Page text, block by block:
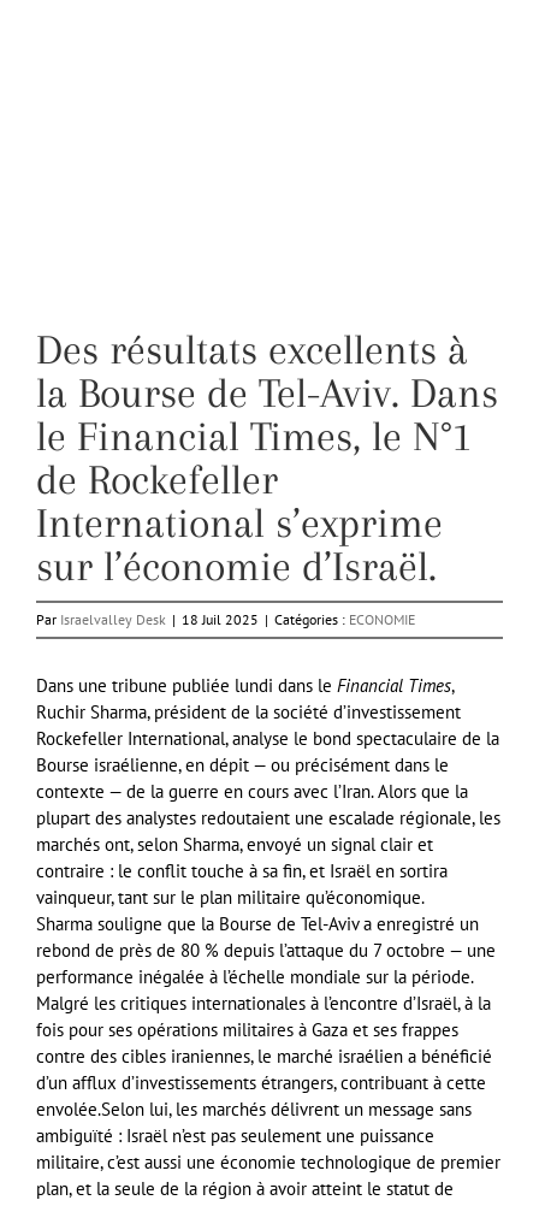
Des résultats excellents à
la Bourse de Tel-Aviv. Dans
le Financial Times, le N°1
de Rockefeller
International s’exprime
sur l’économie d’Israël.
Par Israelvalley Desk | 18 Juil 2025 | Catégories : ECONOMIE
Dans une tribune publiée lundi dans le Financial Times,
Ruchir Sharma, président de la société d’investissement
Rockefeller International, analyse le bond spectaculaire de la
Bourse israélienne, en dépit — ou précisément dans le
contexte — de la guerre en cours avec l’Iran. Alors que la
plupart des analystes redoutaient une escalade régionale, les
marchés ont, selon Sharma, envoyé un signal clair et
contraire : le conflit touche à sa fin, et Israël en sortira
vainqueur, tant sur le plan militaire qu’économique.
Sharma souligne que la Bourse de Tel-Aviv a enregistré un
rebond de près de 80 % depuis l’attaque du 7 octobre — une
performance inégalée à l’échelle mondiale sur la période.
Malgré les critiques internationales à l’encontre d’Israël, à la
fois pour ses opérations militaires à Gaza et ses frappes
contre des cibles iraniennes, le marché israélien a bénéficié
d’un afflux d’investissements étrangers, contribuant à cette
envolée.Selon lui, les marchés délivrent un message sans
ambiguïté : Israël n’est pas seulement une puissance
militaire, c’est aussi une économie technologique de premier
plan, et la seule de la région à avoir atteint le statut de